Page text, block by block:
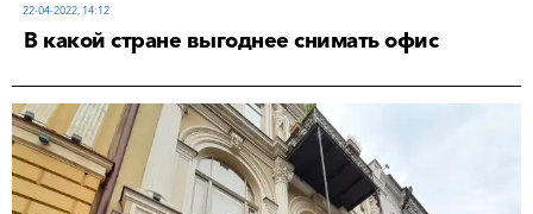
22-04-2022, 14:12
В какой стране выгоднее снимать офис